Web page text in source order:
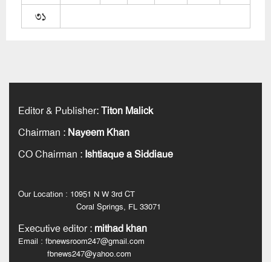
৩১
Editor & Publisher:Titon Malick
Chairman : Nayeem Khan
CO Chairman : Ishtiaque a Siddiaue
Our Location : 10951 N W 3rd CT
Coral Springs, FL 33071
Executive editor: mithad khan
Email : fbnewsroom247@gmail.com
fbnews247@yahoo.com